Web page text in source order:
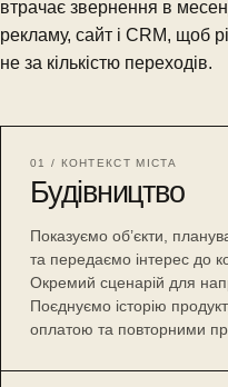
втрачає звернення в
рекламу, сайт і CRM, щоб
не за кількістю переходів.
01 / КОНТЕКСТ МІСТА
Будівництво
Показуємо об’єкти,
та передаємо інтерес до
Окремий сценарій для
Поєднуємо історію
оплатою та повторними